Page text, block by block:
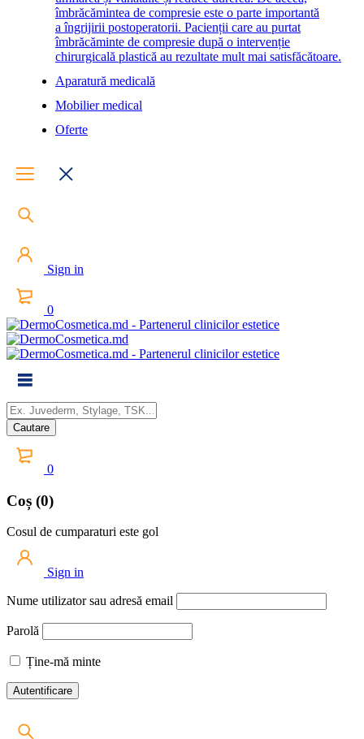
îmbrăcămintea de compresie este o parte importantă
a îngrijirii postoperatorii. Pacienții care au purtat
îmbrăcăminte de compresie după o intervenție
chirurgicală plastică au rezultate mult mai satisfăcătoare.
Aparatură medicală
Mobilier medical
Oferte
Sign in
0
0
Coș (0)
Cosul de cumparaturi este gol
Sign in
Nume utilizator sau adresă email
Parolă
Ține-mă minte